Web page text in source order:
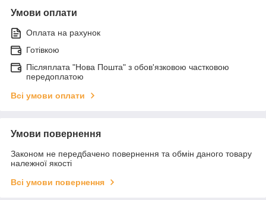
Умови оплати
Оплата на рахунок
Готівкою
Післяплата "Нова Пошта" з обов'язковою частковою
передоплатою
Всі умови оплати
Умови повернення
Законом не передбачено повернення та обмін даного товару
належної якості
Всі умови повернення